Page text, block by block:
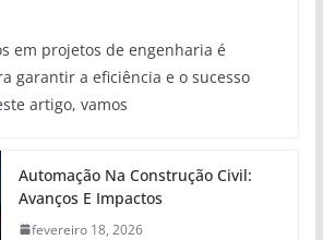
em projetos de engenharia é
garantir a eficiência e o sucesso
artigo, vamos
Automação Na Construção Civil:
Avanços E Impactos
fevereiro 18, 2026